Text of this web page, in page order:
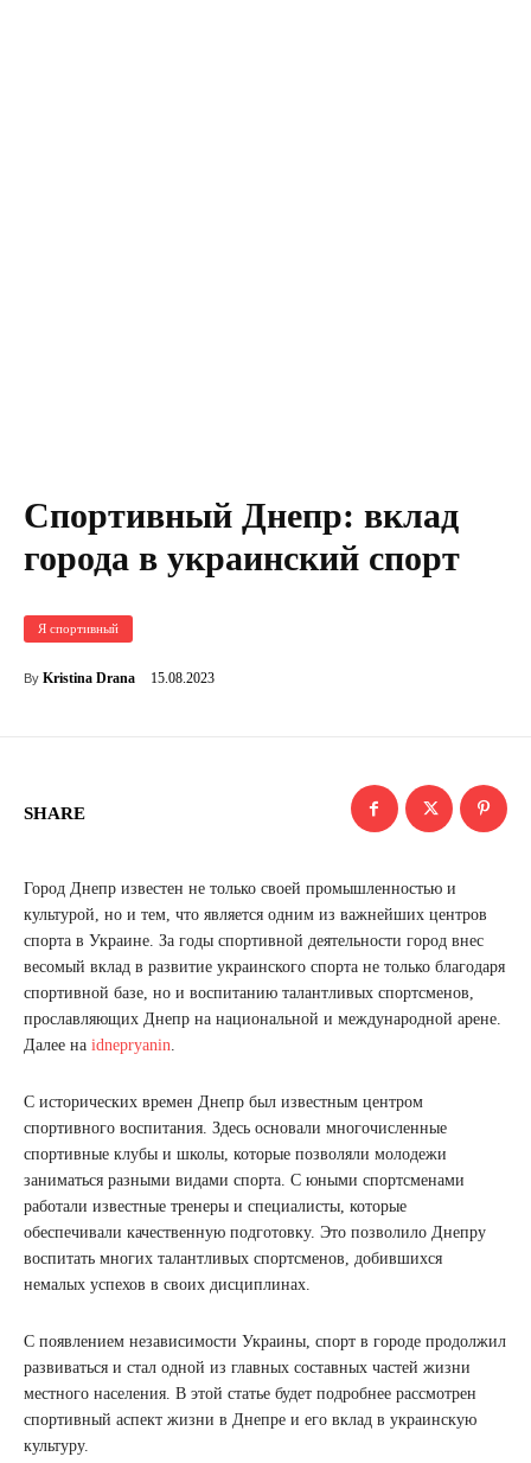
Спортивный Днепр: вклад
города в украинский спорт
Я спортивный
By Kristina Drana 15.08.2023
SHARE
Город Днепр известен не только своей промышленностью и
культурой, но и тем, что является одним из важнейших центров
спорта в Украине. За годы спортивной деятельности город внес
весомый вклад в развитие украинского спорта не только благодаря
спортивной базе, но и воспитанию талантливых спортсменов,
прославляющих Днепр на национальной и международной арене.
Далее на idnepryanin.
С исторических времен Днепр был известным центром
спортивного воспитания. Здесь основали многочисленные
спортивные клубы и школы, которые позволяли молодежи
заниматься разными видами спорта. С юными спортсменами
работали известные тренеры и специалисты, которые
обеспечивали качественную подготовку. Это позволило Днепру
воспитать многих талантливых спортсменов, добившихся
немалых успехов в своих дисциплинах.
С появлением независимости Украины, спорт в городе продолжил
развиваться и стал одной из главных составных частей жизни
местного населения. В этой статье будет подробнее рассмотрен
спортивный аспект жизни в Днепре и его вклад в украинскую
культуру.